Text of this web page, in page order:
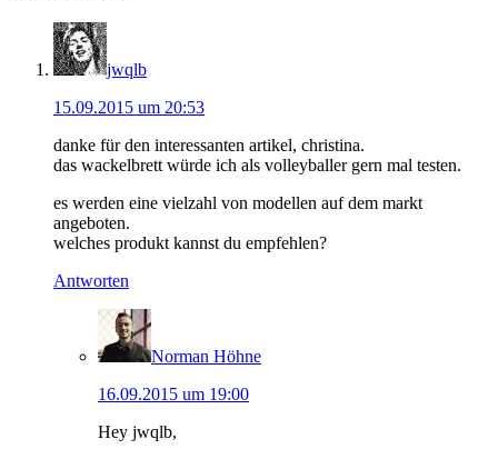
Interaktionen
jwqlb
15.09.2015 um 20:53
danke für den interessanten artikel, christina.
das wackelbrett würde ich als volleyballer gern mal testen.
es werden eine vielzahl von modellen auf dem markt
angeboten.
welches produkt kannst du empfehlen?
Antworten
Norman Höhne
16.09.2015 um 19:00
Hey jwqlb,